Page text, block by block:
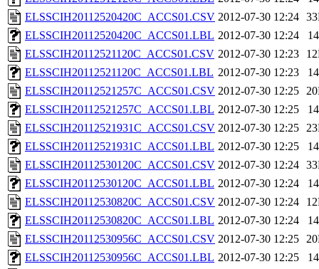
ELSSCIH20112520420C_ACCS01.CSV 2012-07-30 12:24
ELSSCIH20112520420C_ACCS01.LBL 2012-07-30 12:24
ELSSCIH20112521120C_ACCS01.CSV 2012-07-30 12:23
ELSSCIH20112521120C_ACCS01.LBL 2012-07-30 12:23
ELSSCIH20112521257C_ACCS01.CSV 2012-07-30 12:25
ELSSCIH20112521257C_ACCS01.LBL 2012-07-30 12:25
ELSSCIH20112521931C_ACCS01.CSV 2012-07-30 12:25
ELSSCIH20112521931C_ACCS01.LBL 2012-07-30 12:25
ELSSCIH20112530120C_ACCS01.CSV 2012-07-30 12:24
ELSSCIH20112530120C_ACCS01.LBL 2012-07-30 12:24
ELSSCIH20112530820C_ACCS01.CSV 2012-07-30 12:24
ELSSCIH20112530820C_ACCS01.LBL 2012-07-30 12:24
ELSSCIH20112530956C_ACCS01.CSV 2012-07-30 12:25
ELSSCIH20112530956C_ACCS01.LBL 2012-07-30 12:25